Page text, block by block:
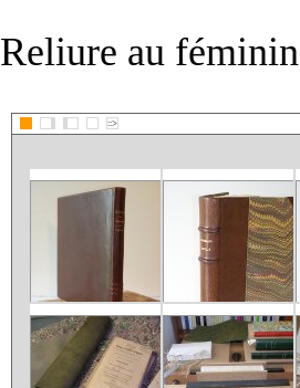
Reliure au féminin
::>